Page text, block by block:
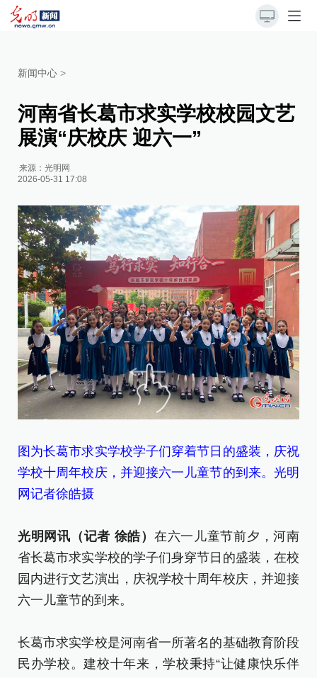
新闻中心 >
河南省长葛市求实学校校园文艺
展演“庆校庆 迎六一”
来源：光明网
2026-05-31 17:08
图为长葛市求实学校学子们穿着节日的盛装，庆祝
学校十周年校庆，并迎接六一儿童节的到来。光明
网记者徐皓摄
光明网讯（记者 徐皓） 在六一儿童节前夕，河南
省长葛市求实学校的学子们身穿节日的盛装，在校
园内进行文艺演出，庆祝学校十周年校庆，并迎接
六一儿童节的到来。
长葛市求实学校是河南省一所著名的基础教育阶段
民办学校。建校十年来，学校秉持“让健康快乐伴